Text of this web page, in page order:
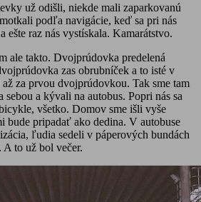
už odišli, niekde mali zaparkovanú
podľa navigácie, keď sa pri nás
ešte raz nás vystískala. Kamarátstvo.
ale takto. Dvojprúdovka predelená
zas obrubníček a to isté v
za prvou dvojprúdovkou. Tak sme tam
sebou a kývali na autobus. Popri nás sa
všetko. Domov sme išli vyše
bude pripadať ako dedina. V autobuse
ľudia sedeli v páperových bundách
to už bol večer.